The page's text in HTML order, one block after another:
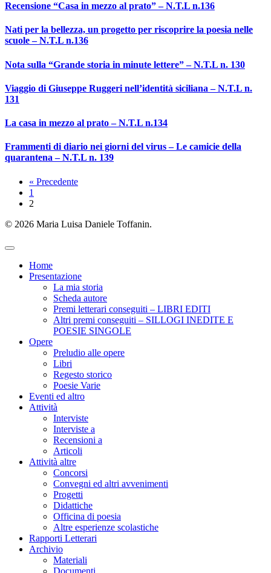
Recensione “Casa in mezzo al prato” – N.T.L n.136
Nati per la bellezza, un progetto per riscoprire la poesia nelle
scuole – N.T.L n.136
Nota sulla “Grande storia in minute lettere” – N.T.L n. 130
Viaggio di Giuseppe Ruggeri nell’identità siciliana – N.T.L n.
131
La casa in mezzo al prato – N.T.L n.134
Frammenti di diario nei giorni del virus – Le camicie della
quarantena – N.T.L n. 139
« Precedente
1
2
© 2026 Maria Luisa Daniele Toffanin.
Home
Presentazione
La mia storia
Scheda autore
Premi letterari conseguiti – LIBRI EDITI
Altri premi conseguiti – SILLOGI INEDITE E
POESIE SINGOLE
Opere
Preludio alle opere
Libri
Regesto storico
Poesie Varie
Eventi ed altro
Attività
Interviste
Interviste a
Recensioni a
Articoli
Attività altre
Concorsi
Convegni ed altri avvenimenti
Progetti
Didattiche
Officina di poesia
Altre esperienze scolastiche
Rapporti Letterari
Archivio
Materiali
Documenti